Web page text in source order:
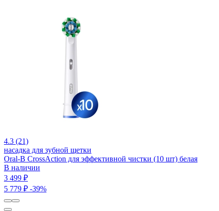
4.3 (21)
насадка для зубной щетки
Oral-B CrossAction для эффективной чистки (10 шт) белая
В наличии
3 499 ₽
5 779 ₽ -39%